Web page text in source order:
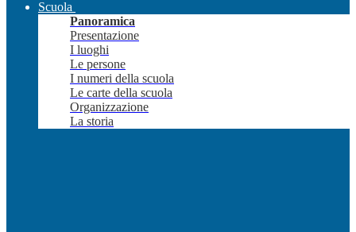
Scuola
Panoramica
Presentazione
I luoghi
Le persone
I numeri della scuola
Le carte della scuola
Organizzazione
La storia